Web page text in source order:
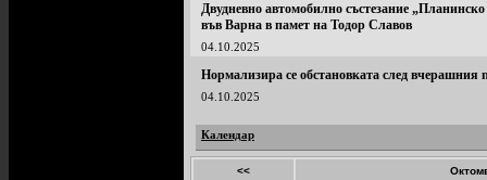
Двудневно автомобилно състезание
във Варна в памет на Тодор Славов
04.10.2025
Нормализира се обстановката след вчерашния
04.10.2025
Календар
<<